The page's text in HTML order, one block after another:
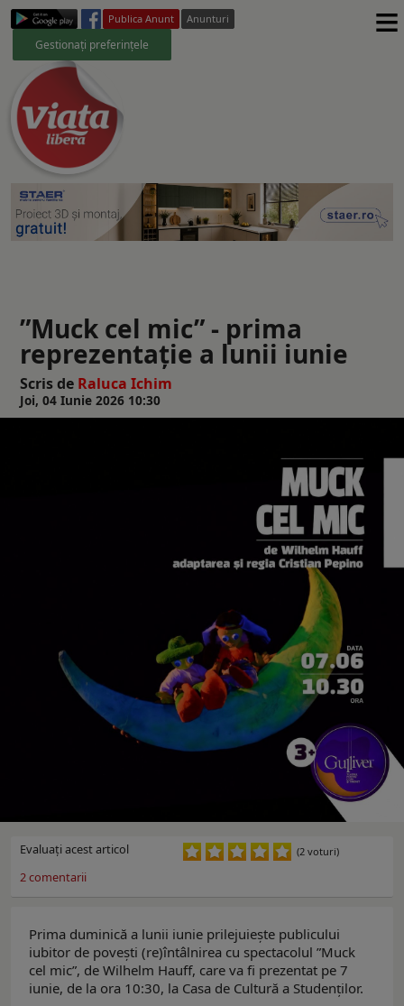
Publica Anunt Anunturi
Gestionați preferințele ≡
”Muck cel mic” - prima
reprezentație a lunii iunie
Scris de Raluca Ichim
Joi, 04 Iunie 2026 10:30
Evaluaţi acest articol (2 voturi)
2comentarii
Prima duminică a lunii iunie prilejuiește publicului
iubitor de povești (re)întâlnirea cu spectacolul ”Muck
cel mic”, de Wilhelm Hauff, care va fi prezentat pe 7
iunie, de la ora 10:30, la Casa de Cultură a Studenților.